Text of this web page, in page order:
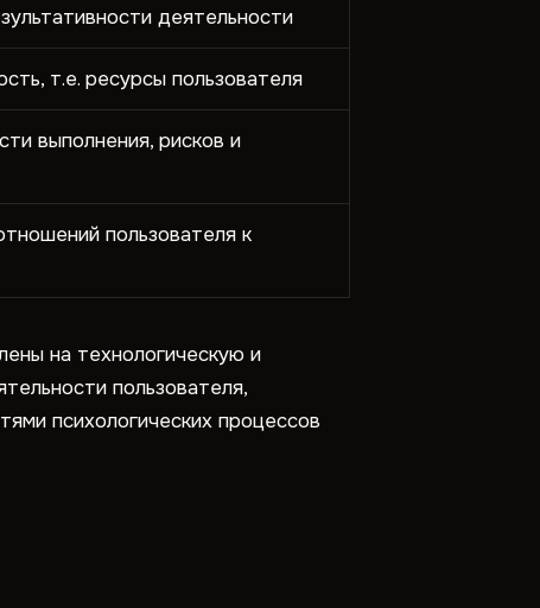
деятельности
т.е. ресурсы пользователя
выполнения, рисков и
пользователя к
на технологическую и
пользователя,
психологических процессов